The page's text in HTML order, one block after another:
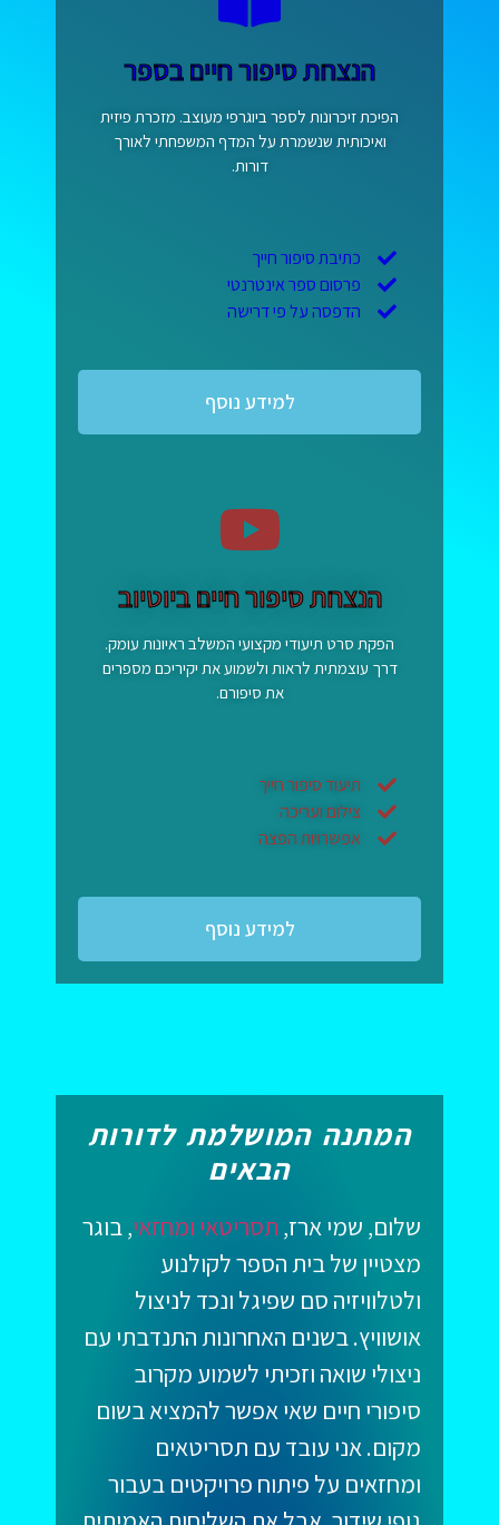
הנצחת סיפור חיים בספר
הפיכת זיכרונות לספר ביוגרפי מעוצב. מזכרת פיזית
ואיכותית שנשמרת על המדף המשפחתי לאורך
דורות.
כתיבת סיפור חייך
פרסום ספר אינטרנטי
הדפסה על פי דרישה
למידע נוסף
הנצחת סיפור חיים ביוטיוב
הפקת סרט תיעודי מקצועי המשלב ראיונות עומק.
דרך עוצמתית לראות ולשמוע את יקיריכם מספרים
את סיפורם.
תיעוד סיפור חייך
צילום ועריכה
אפשרויות הפצה
למידע נוסף
המתנה המושלמת לדורות
הבאים
שלום, שמי ארז, תסריטאי ומחזאי, בוגר
מצטיין של בית הספר לקולנוע
ולטלוויזיה סם שפיגל ונכד לניצול
אושוויץ. בשנים האחרונות התנדבתי עם
ניצולי שואה וזכיתי לשמוע מקרוב
סיפורי חיים שאי אפשר להמציא בשום
מקום. אני עובד עם תסריטאים
ומחזאים על פיתוח פרויקטים בעבור